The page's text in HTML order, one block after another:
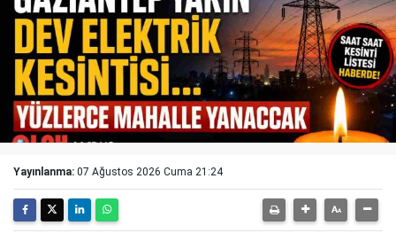
Yayınlanma: 07 Ağustos 2026 Cuma 21:24